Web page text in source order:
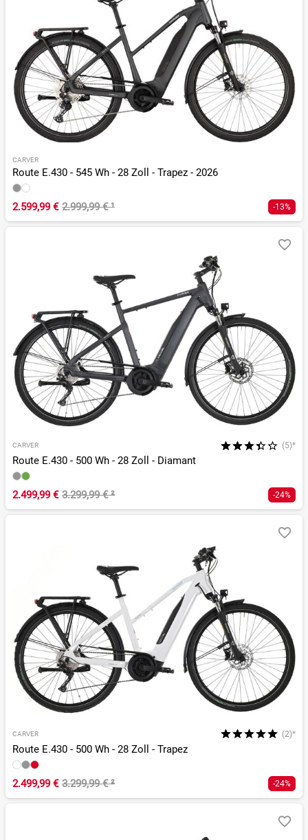
CARVER
Route E.430 - 545 Wh - 28 Zoll - Trapez - 2026
2.599,99 € 2.999,99 €¹ -13%
CARVER (5)*
Route E.430 - 500 Wh - 28 Zoll - Diamant
2.499,99 € 3.299,99 €² -24%
CARVER (2)*
Route E.430 - 500 Wh - 28 Zoll - Trapez
2.499,99 € 3.299,99 €² -24%